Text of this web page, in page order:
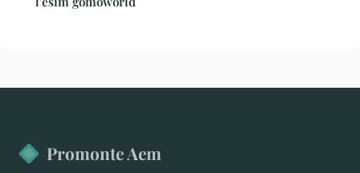
Promonte Aem